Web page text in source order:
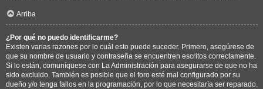
Arriba
¿Por qué no puedo identificarme?
Existen varias razones por lo cuál esto puede suceder. Primero, asegúrese de
que su nombre de usuario y contraseña se encuentren escritos correctamente.
Si lo están, comuníquese con La Administración para asegurarse de que no ha
sido excluido. También es posible que el foro esté mal configurado por su
dueño y/o tenga fallos en la programación, por lo que necesitaría ser reparado.